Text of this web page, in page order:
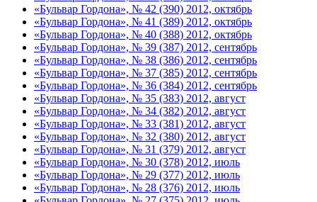
«Бульвар Гордона», № 42 (390) 2012, октябрь
«Бульвар Гордона», № 41 (389) 2012, октябрь
«Бульвар Гордона», № 40 (388) 2012, октябрь
«Бульвар Гордона», № 39 (387) 2012, сентябрь
«Бульвар Гордона», № 38 (386) 2012, сентябрь
«Бульвар Гордона», № 37 (385) 2012, сентябрь
«Бульвар Гордона», № 36 (384) 2012, сентябрь
«Бульвар Гордона», № 35 (383) 2012, август
«Бульвар Гордона», № 34 (382) 2012, август
«Бульвар Гордона», № 33 (381) 2012, август
«Бульвар Гордона», № 32 (380) 2012, август
«Бульвар Гордона», № 31 (379) 2012, август
«Бульвар Гордона», № 30 (378) 2012, июль
«Бульвар Гордона», № 29 (377) 2012, июль
«Бульвар Гордона», № 28 (376) 2012, июль